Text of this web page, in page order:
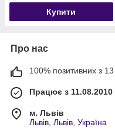
Купити
Про нас
100% позитивних з 13
Працює з 11.08.2010
м. Львів
Львів, Львів, Україна